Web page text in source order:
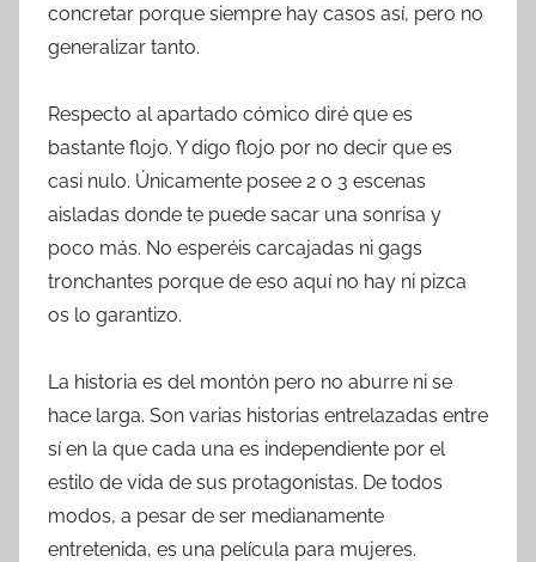
concretar porque siempre hay casos así, pero no
generalizar tanto.
Respecto al apartado cómico diré que es
bastante flojo. Y digo flojo por no decir que es
casi nulo. Únicamente posee 2 o 3 escenas
aisladas donde te puede sacar una sonrisa y
poco más. No esperéis carcajadas ni gags
tronchantes porque de eso aquí no hay ni pizca
os lo garantizo.
La historia es del montón pero no aburre ni se
hace larga. Son varias historias entrelazadas entre
sí en la que cada una es independiente por el
estilo de vida de sus protagonistas. De todos
modos, a pesar de ser medianamente
entretenida, es una película para mujeres.